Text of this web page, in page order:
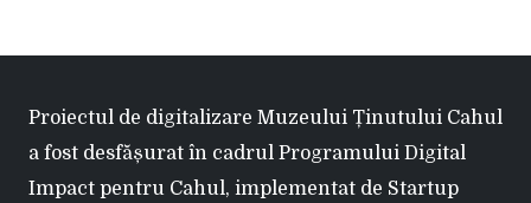
Proiectul de digitalizare Muzeului Ținutului Cahul
a fost desfășurat în cadrul Programului Digital
Impact pentru Cahul, implementat de Startup